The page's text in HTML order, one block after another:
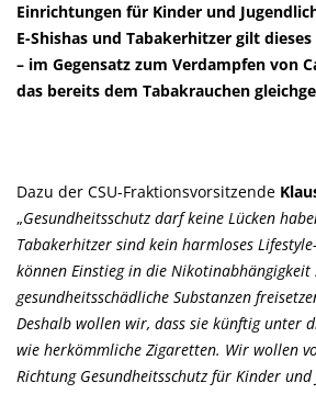
Einrichtungen für Kinder und
E-Shishas und Tabakerhitzer gilt
– im Gegensatz zum Verdampfen von
das bereits dem Tabakrauchen
Dazu der CSU-Fraktionsvorsitzende
Gesundheitsschutz darf keine Lücken
Tabakerhitzer sind kein harmloses
können Einstieg in die Nikotinabhängigkeit
gesundheitsschädliche Substanzen
Deshalb wollen wir, dass sie künftig unter
wie herkömmliche Zigaretten. Wir wollen
Richtung Gesundheitsschutz für Kinder und